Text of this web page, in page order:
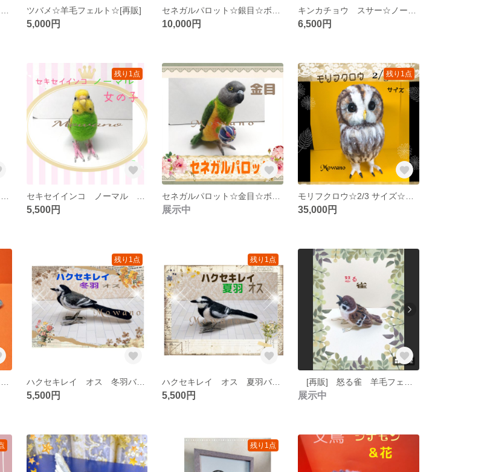
ツバメ☆羊毛フェルト☆[再販]
5,000円 10,000円 6,500円
残り1点
5,500円 展示中
残り1点
35,000円
残り1点
ハクセキレイ オス 冬羽バージョン 羊毛フェルト 自立
5,500円
残り1点
ハクセキレイ オス 夏羽バージョン 羊毛フェルト 自立
5,500円 展示中
残り1点